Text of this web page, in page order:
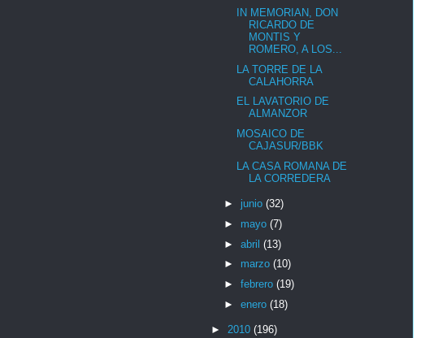
IN MEMORIAN, DON
RICARDO DE
MONTIS Y
ROMERO, A LOS...
LA TORRE DE LA
CALAHORRA
EL LAVATORIO DE
ALMANZOR
MOSAICO DE
CAJASUR/BBK
LA CASA ROMANA DE
LA CORREDERA
► junio (32)
► mayo (7)
► abril (13)
► marzo (10)
► febrero (19)
► enero (18)
► 2010 (196)